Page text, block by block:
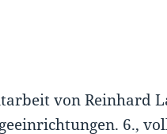
von Reinhard
6.,